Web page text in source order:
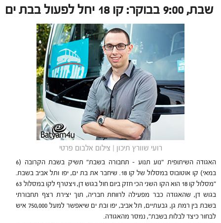
שבת, 9:00 בבוקר: קו 18 יחל לפעול בבת ים
רועי שוורץ תיכון | צילום אלבום פרטי
האגודה השיתופית "נוע תנוע – תחבורה בשבת" תשיק בשבת הקרובה (6
במאי) קו אוטובוס במסלול של קו 18. שיחבר את בת ים, יפו ותל אביב בשבת.
"מסלול קו 18 הוא הקו השני הכי חזק ביום חול בגוש דן, ויצטרף לקו במסלול 63
בגוש דן, שהאגודה כבר מפעילה לרווחת חבריה, תוך יצירת רצף תחבורתי
בשבת בין רמת גן, גבעתיים, תל אביב, יפו ובת ים שיאפשר למעל 750,000 איש
לבחור כיצד לבלות בשבת", נמסר מהאגודה.